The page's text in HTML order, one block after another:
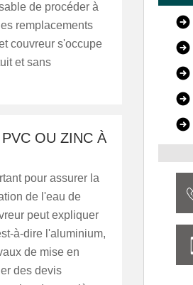
de procéder à
remplacements
couvreur s'occupe
et sans
OU ZINC À
pour assurer la
de l'eau de
peut expliquer
à-dire l'aluminium,
de mise en
des devis